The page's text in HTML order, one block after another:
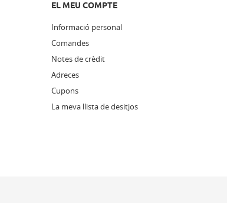
EL MEU COMPTE
Informació personal
Comandes
Notes de crèdit
Adreces
Cupons
La meva llista de desitjos